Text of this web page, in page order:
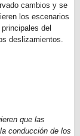
cambios y se
los escenarios
del
deslizamientos.
que las
conducción de los